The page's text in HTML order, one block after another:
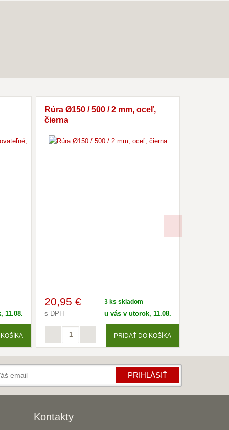
11.08.
Rúra Ø150 / 500 / 2 mm, oceľ,
čierna
20,95 €
s DPH
3 ks skladom
u vás v utorok, 11.08.
PRIDAŤ DO KOŠÍKA
PRIHLÁSIŤ
Kontakty
Krbík
Inteligentný krbový asistent